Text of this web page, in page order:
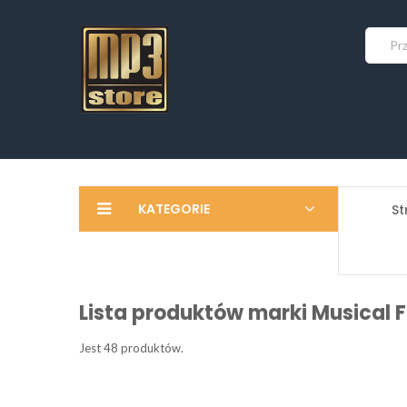
KATEGORIE
Lista produktów marki Musical
Jest 48 produktów.